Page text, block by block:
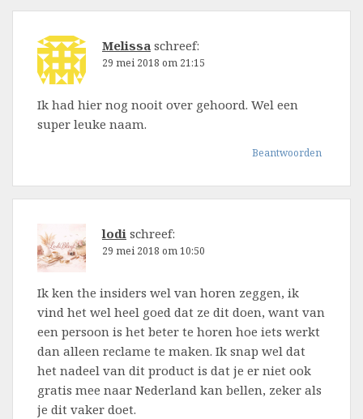
Melissa schreef:
29 mei 2018 om 21:15
Ik had hier nog nooit over gehoord. Wel een
super leuke naam.
Beantwoorden
lodi schreef:
29 mei 2018 om 10:50
Ik ken the insiders wel van horen zeggen, ik
vind het wel heel goed dat ze dit doen, want van
een persoon is het beter te horen hoe iets werkt
dan alleen reclame te maken. Ik snap wel dat
het nadeel van dit product is dat je er niet ook
gratis mee naar Nederland kan bellen, zeker als
je dit vaker doet.